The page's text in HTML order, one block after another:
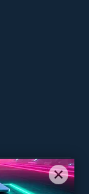
Следите за нами: